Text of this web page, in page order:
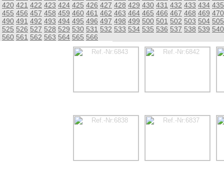
420 421 422 423 424 425 426 427 428 429 430 431 432 433 434 435
455 456 457 458 459 460 461 462 463 464 465 466 467 468 469 470
490 491 492 493 494 495 496 497 498 499 500 501 502 503 504 505
525 526 527 528 529 530 531 532 533 534 535 536 537 538 539 540
560 561 562 563 564 565 566